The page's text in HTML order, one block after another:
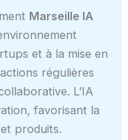
Marseille IA
et à la mise en
régulières
L’IA
favorisant la
produits.